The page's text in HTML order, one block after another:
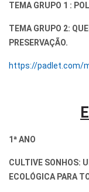
TEMA GRUPO 1 :
TEMA GRUPO 2:
PRESERVAÇÃO.
https://padlet.com/
1ª ANO
CULTIVE SONHOS:
ECOLÓGICA PARA